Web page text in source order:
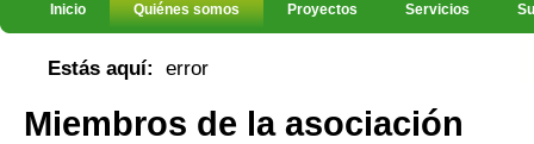
Inicio Quiénes somos Proyectos Servicios
Estás aquí: error
Miembros de la asociación